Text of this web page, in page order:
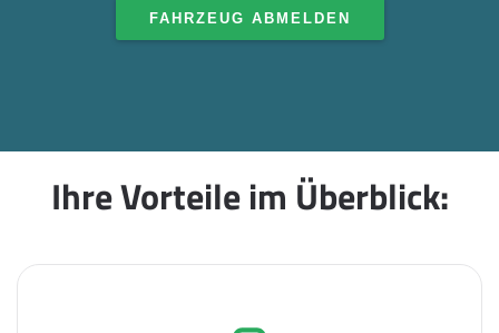
FAHRZEUG ABMELDEN
Ihre Vorteile im Überblick: